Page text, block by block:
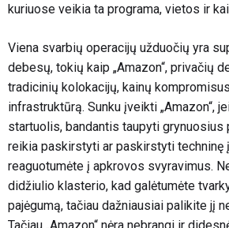
kuriuose veikia ta programa, vietos ir
Viena svarbių operacijų užduočių yra
debesų, tokių kaip „Amazon“, privačių
tradicinių kolokacijų, kainų
infrastruktūrą. Sunku įveikti „Amazon“,
startuolis, bandantis taupyti grynuosius
reikia paskirstyti ar paskirstyti techninę
reaguotumėte į apkrovos svyravimus.
didžiulio klasterio, kad galėtumėte
pajėgumą, tačiau dažniausiai palikite jį